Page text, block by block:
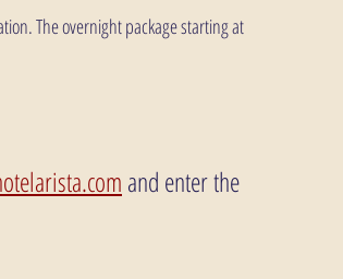
The overnight package starting at
and enter the